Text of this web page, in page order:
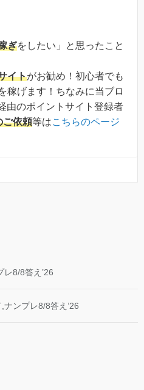
ぎをしたい」と思ったこと
イトがお勧め！初心者でも
稼げます！ちなみに当ブロ
由のポイントサイト登録者
ご依頼等はこちらのページ
8/8答え’26
ンプレ8/8答え’26